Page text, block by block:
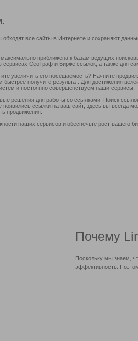
все сайты в Интернете и сохраняют
приближена к базам ведущих
сервисах СеоТраф и Бирже ссылок, а также для
увеличить его посещаемость? Начните
быстрее получите результат. Для достижения
и постоянно совершенствуем наши сервисы.
решения для работы со ссылками: Поиск
появились ссылки на ваш сайт, здесь вы всегда
продвижения.
наших сервисов и обеспечьте рост вашего
Почему
Поскольку мы знаем,
эффективность.